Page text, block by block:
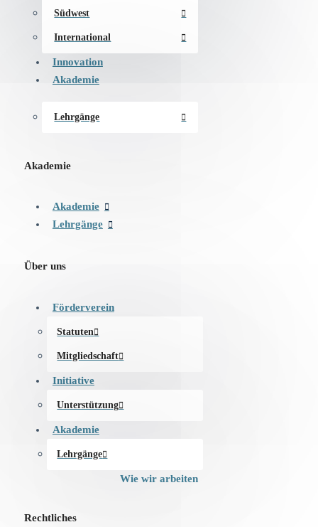
Südwest
International
Innovation
Akademie
Lehrgänge
Akademie
Akademie
Lehrgänge
Über uns
Förderverein
Statuten
Mitgliedschaft
Initiative
Unterstützung
Akademie
Lehrgänge
Wie wir arbeiten
Rechtliches